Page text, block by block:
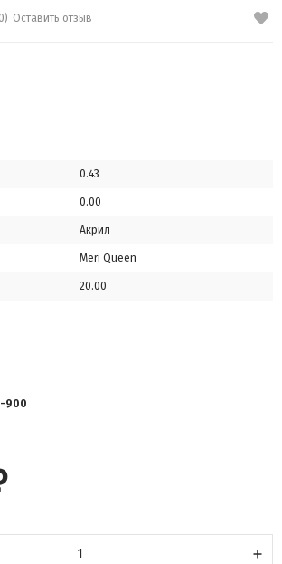
Оставить отзыв
0.43
0.00
Акрил
Meri Queen
20.00
900